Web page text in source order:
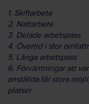
1. Skiftarbete
2. Nattarbete
3. Delade arbetspass
4. Övertid i stor
5. Långa arbetspass
6. Förväntningar att
anställda får stora
platser